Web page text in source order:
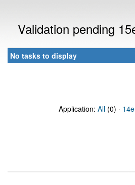
Validation pending
No tasks to display
Application: All (0) ·